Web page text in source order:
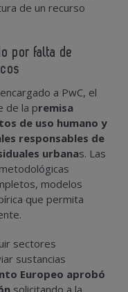
de un recurso
por falta de
a PwC, el
de la premisa
de uso humano y
responsables de
urbanas. Las
modelos
que permita
sectores
sustancias
Europeo aprobó
solicitando a la